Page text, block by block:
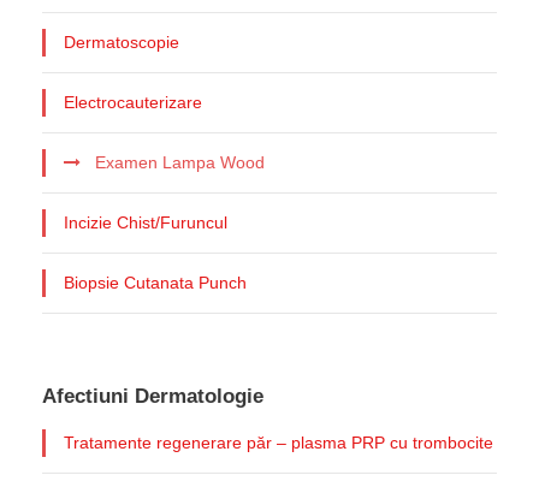
Dermatoscopie
Electrocauterizare
Examen Lampa Wood
Incizie Chist/Furuncul
Biopsie Cutanata Punch
Afectiuni Dermatologie
Tratamente regenerare păr – plasma PRP cu trombocite